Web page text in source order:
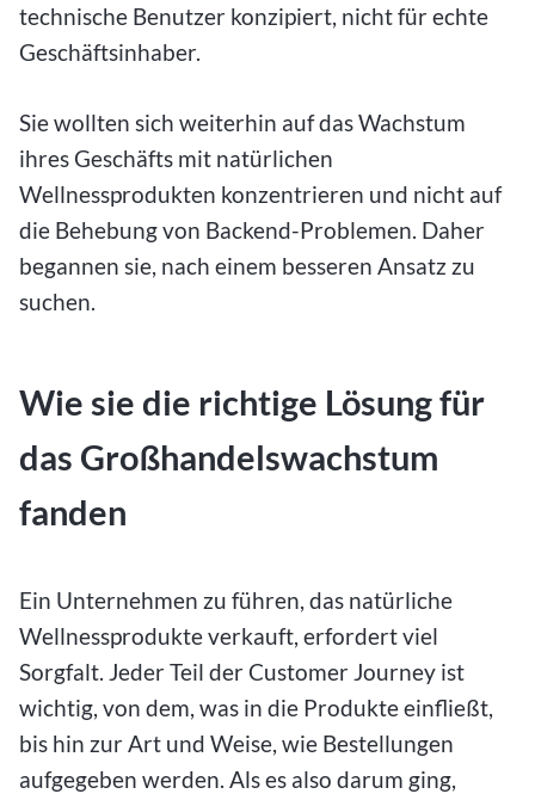
technische Benutzer konzipiert, nicht für echte
Geschäftsinhaber.
Sie wollten sich weiterhin auf das Wachstum
ihres Geschäfts mit natürlichen
Wellnessprodukten konzentrieren und nicht auf
die Behebung von Backend-Problemen. Daher
begannen sie, nach einem besseren Ansatz zu
suchen.
Wie sie die richtige Lösung für
das Großhandelswachstum
fanden
Ein Unternehmen zu führen, das natürliche
Wellnessprodukte verkauft, erfordert viel
Sorgfalt. Jeder Teil der Customer Journey ist
wichtig, von dem, was in die Produkte einfließt,
bis hin zur Art und Weise, wie Bestellungen
aufgegeben werden. Als es also darum ging,